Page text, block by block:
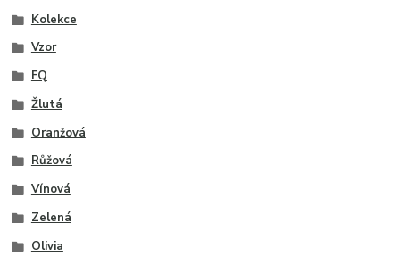
Kolekce
Vzor
FQ
Žlutá
Oranžová
Růžová
Vínová
Zelená
Olivia